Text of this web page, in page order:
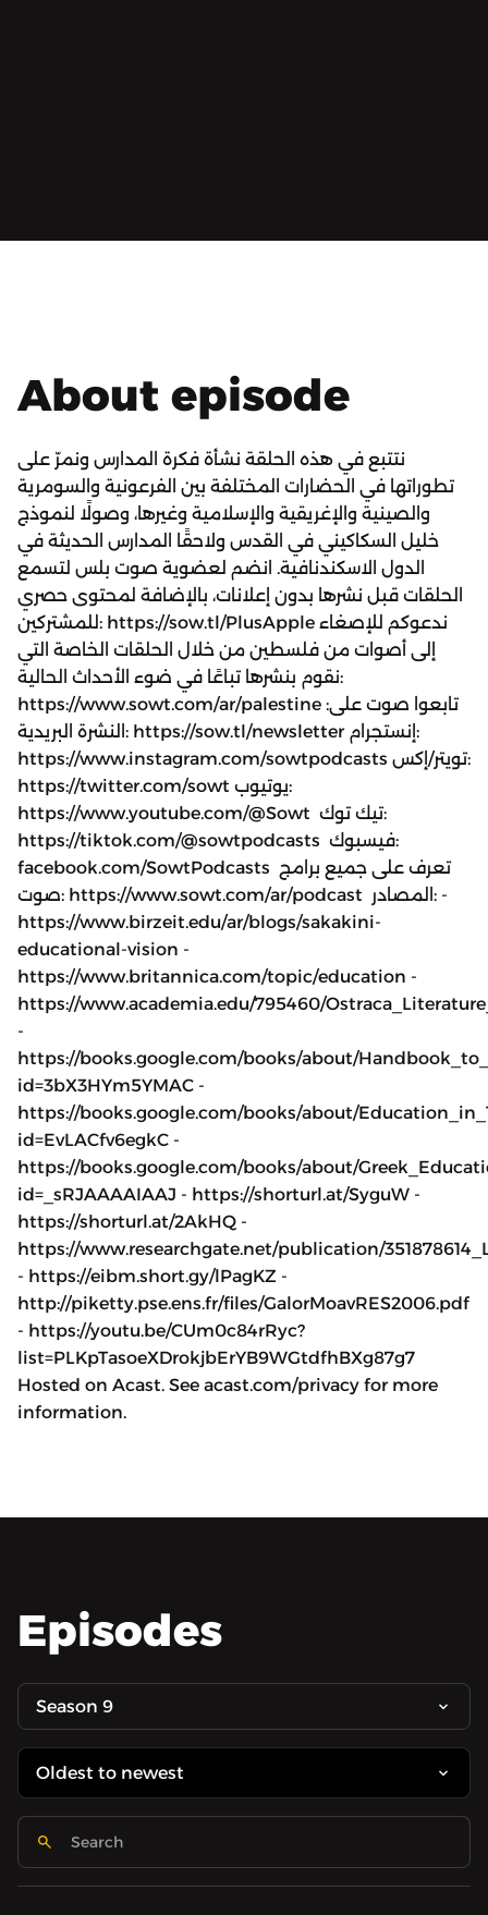
About episode
نتتبع في هذه الحلقة نشأة فكرة المدارس ونمرّ على
تطوراتها في الحضارات المختلفة بين الفرعونية والسومرية
والصينية والإغريقية والإسلامية وغيرها، وصولًا لنموذج
خليل السكاكيني في القدس ولاحقًا المدارس الحديثة في
الدول الاسكندنافية. انضم لعضوية صوت بلس لتسمع
الحلقات قبل نشرها بدون إعلانات، بالإضافة لمحتوى حصري
للمشتركين: https://sow.tl/PlusApple ندعوكم للإصغاء
إلى أصوات من فلسطين من خلال الحلقات الخاصة التي
نقوم بنشرها تباعًا في ضوء الأحداث الحالية:
https://www.sowt.com/ar/palestine تابعوا صوت على:
النشرة البريدية: https://sow.tl/newsletter إنستجرام:
https://www.instagram.com/sowtpodcasts تويتر/إكس:
https://twitter.com/sowt يوتيوب:
https://www.youtube.com/@Sowt تيك توك:
https://tiktok.com/@sowtpodcasts فيسبوك:
facebook.com/SowtPodcasts تعرف على جميع برامج
صوت: https://www.sowt.com/ar/podcast المصادر: -
https://www.birzeit.edu/ar/blogs/sakakini-
educational-vision -
https://www.britannica.com/topic/education -
https://www.academia.edu/795460/
-
https://books.google.com/books/about/
id=3bX3HYm5YMAC -
https://books.google.com/books/about/
id=EvLACfv6egkC -
https://books.google.com/books/about/
id=_sRJAAAAIAAJ - https://shorturl.at/SyguW -
https://shorturl.at/2AkHQ -
https://www.researchgate.net/publication/
- https://eibm.short.gy/lPagKZ -
http://piketty.pse.ens.fr/files/GalorMoavRES2006.pdf
- https://youtu.be/CUm0c84rRyc?
list=PLKpTasoeXDrokjbErYB9WGtdfhBXg87g7
Hosted on Acast. See acast.com/privacy for more
information.
Episodes
Season 9